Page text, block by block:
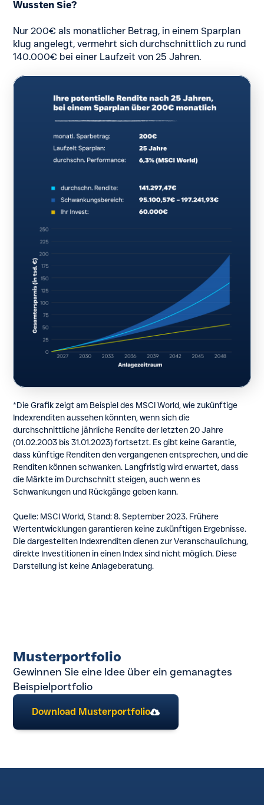
Wussten Sie?
Nur 200€ als monatlicher Betrag, in einem Sparplan
klug angelegt, vermehrt sich durchschnittlich zu rund
140.000€ bei einer Laufzeit von 25 Jahren.
*Die Grafik zeigt am Beispiel des MSCI World, wie zukünftige
Indexrenditen aussehen könnten, wenn sich die
durchschnittliche jährliche Rendite der letzten 20 Jahre
(01.02.2003 bis 31.01.2023) fortsetzt. Es gibt keine Garantie,
dass künftige Renditen den vergangenen entsprechen, und die
Renditen können schwanken. Langfristig wird erwartet, dass
die Märkte im Durchschnitt steigen, auch wenn es
Schwankungen und Rückgänge geben kann.
Quelle: MSCI World, Stand: 8. September 2023. Frühere
Wertentwicklungen garantieren keine zukünftigen Ergebnisse.
Die dargestellten Indexrenditen dienen zur Veranschaulichung,
direkte Investitionen in einen Index sind nicht möglich. Diese
Darstellung ist keine Anlageberatung.
Musterportfolio
Gewinnen Sie eine Idee über ein gemanagtes
Beispielportfolio
Download Musterportfolio